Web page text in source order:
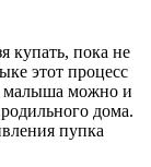
купать, пока не
этот процесс
малыша можно и
дома.
пупка